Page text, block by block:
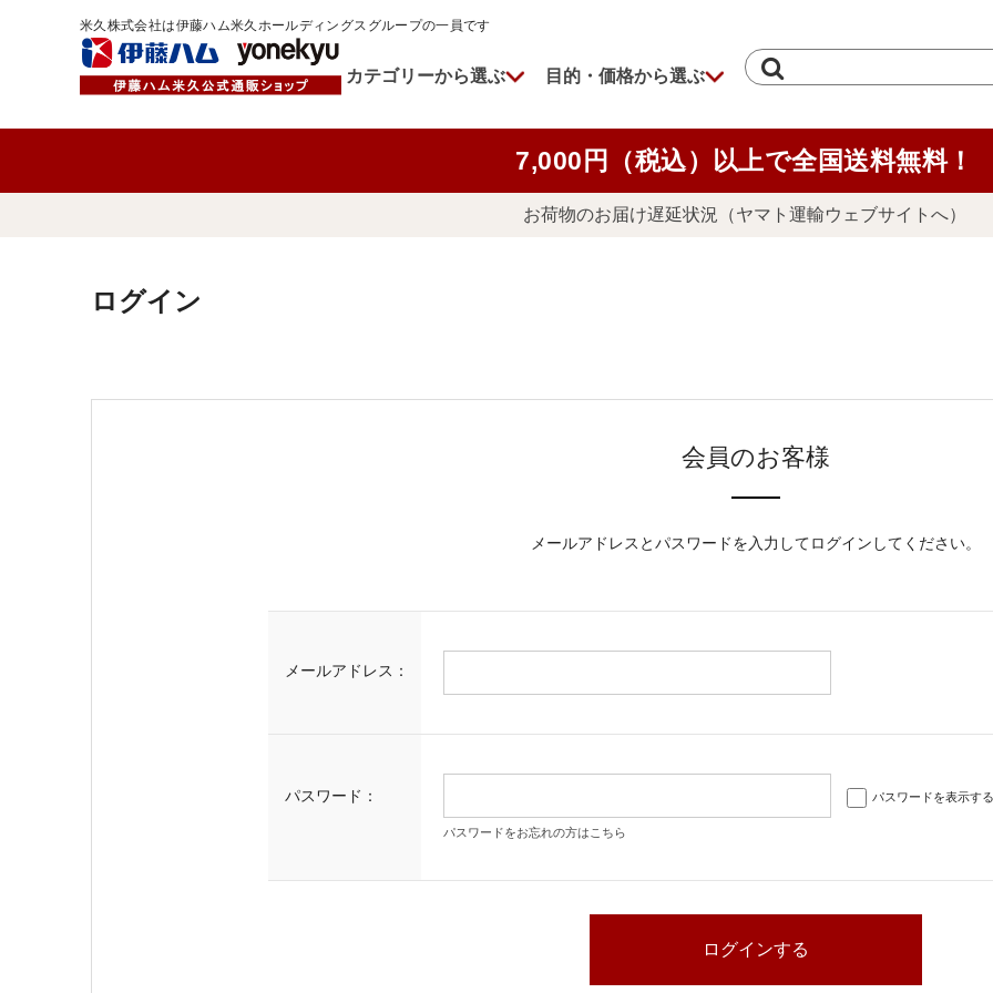
米久株式会社は伊藤ハム米久ホールディングスグループの一員です
カテゴリーから選ぶ 目的・価格から選ぶ
7,000円（税込）以上で全国送料無料！
お荷物のお届け遅延状況（ヤマト運輸ウェブサイトへ）
ログイン
会員のお客様
メールアドレスとパスワードを入力してログインしてください。
メールアドレス：
パスワード： パスワードを表示する
パスワードをお忘れの方はこちら